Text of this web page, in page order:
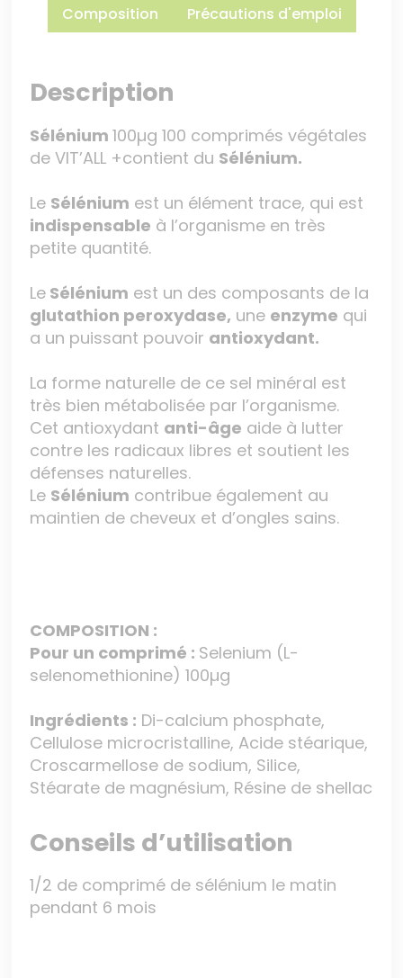
Composition
Précautions d'emploi
Description
Sélénium100µg 100 comprimés végétales
de VIT’ALL +contient du Sélénium.
Le Sélénium est un élément trace, qui est
indispensable à l’organisme en très
petite quantité.
Le Sélénium est un des composants de la
glutathion peroxydase, une enzyme qui
a un puissant pouvoir antioxydant.
La forme naturelle de ce sel minéral est
très bien métabolisée par l’organisme.
Cet antioxydant anti-âge aide à lutter
contre les radicaux libres et soutient les
défenses naturelles.
Le Sélénium contribue également au
maintien de cheveux et d’ongles sains.
COMPOSITION :
Pour un comprimé : Selenium (L-
selenomethionine) 100µg
Ingrédients : Di-calcium phosphate,
Cellulose microcristalline, Acide stéarique,
Croscarmellose de sodium, Silice,
Stéarate de magnésium, Résine de shellac
Conseils d’utilisation
1/2 de comprimé de sélénium le matin
pendant 6 mois